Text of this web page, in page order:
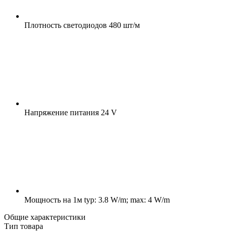
Плотность светодиодов 480 шт/м
Напряжение питания 24 V
Мощность на 1м typ: 3.8 W/m; max: 4 W/m
Общие характеристики
Тип товара